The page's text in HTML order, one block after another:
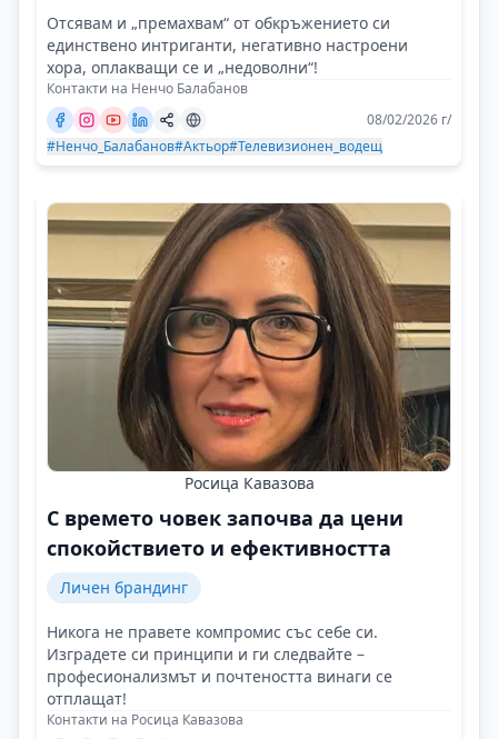
Отсявам и „премахвам“ от обкръжението си
единствено интриганти, негативно настроени
хора, оплакващи се и „недоволни“!
Контакти на Ненчо Балабанов
08/02/2026 г/
#Ненчо_Балабанов#Актьор#Телевизионен_водещ
Росица Кавазова
С времето човек започва да цени
спокойствието и ефективността
Личен брандинг
Никога не правете компромис със себе си.
Изградете си принципи и ги следвайте –
професионализмът и почтеността винаги се
отплащат!
Контакти на Росица Кавазова